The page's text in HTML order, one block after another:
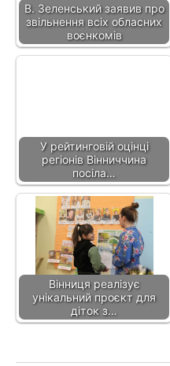
В. Зеленський заявив про
звільнення всіх обласних
воєнкомів
У рейтинговій оцінці
регіонів Вінниччина
посіла…
Вінниця реалізує
унікальний проєкт для
діток з…